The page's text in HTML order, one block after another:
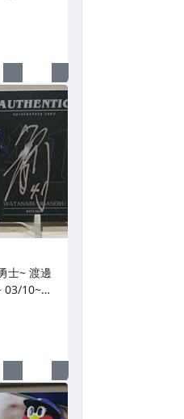
Ger
名卡~
士~ 渡邊
03/10~限
換卡 已
西武獅日
TML三冠